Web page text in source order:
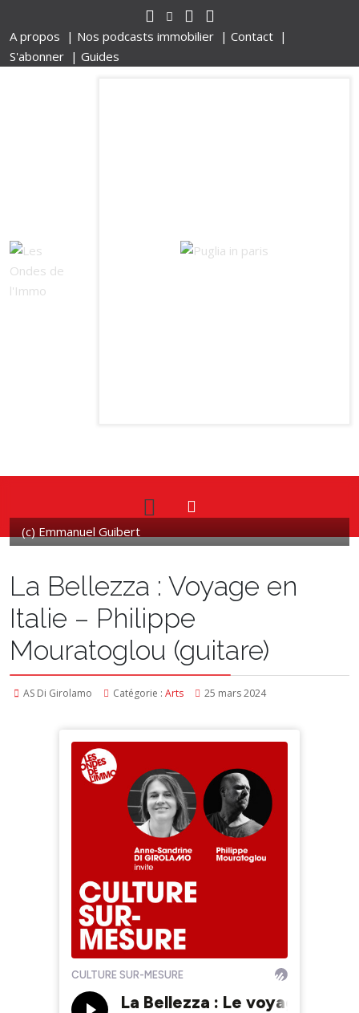
A propos | Nos podcasts immobilier | Contact |
S'abonner | Guides
(c) Emmanuel Guibert
La Bellezza : Voyage en
Italie – Philippe
Mouratoglou (guitare)
AS Di Girolamo Catégorie : Arts 25 mars 2024